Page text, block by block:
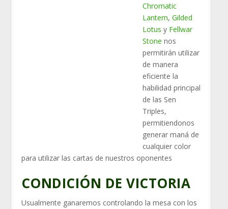
Chromatic
Lantern, Gilded
Lotus y Fellwar
Stone nos
permitirán utilizar
de manera
eficiente la
habilidad principal
de las Sen
Triples,
permitiendonos
generar maná de
cualquier color
para utilizar las cartas de nuestros oponentes
CONDICIÓN DE VICTORIA
Usualmente ganaremos controlando la mesa con los